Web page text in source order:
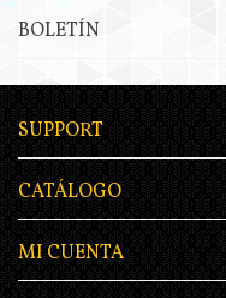
BOLETÍN
SUPPORT
CATÁLOGO
MI CUENTA